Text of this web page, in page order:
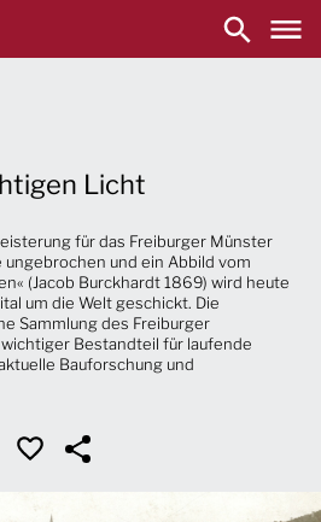
Licht
für das Freiburger Münster
und ein Abbild vom
(Jacob Burckhardt 1869) wird heute
um die Welt geschickt. Die
Sammlung des Freiburger
Bestandteil für laufende
Bauforschung und